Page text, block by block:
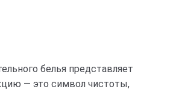
белья представляет
— это символ чистоты,